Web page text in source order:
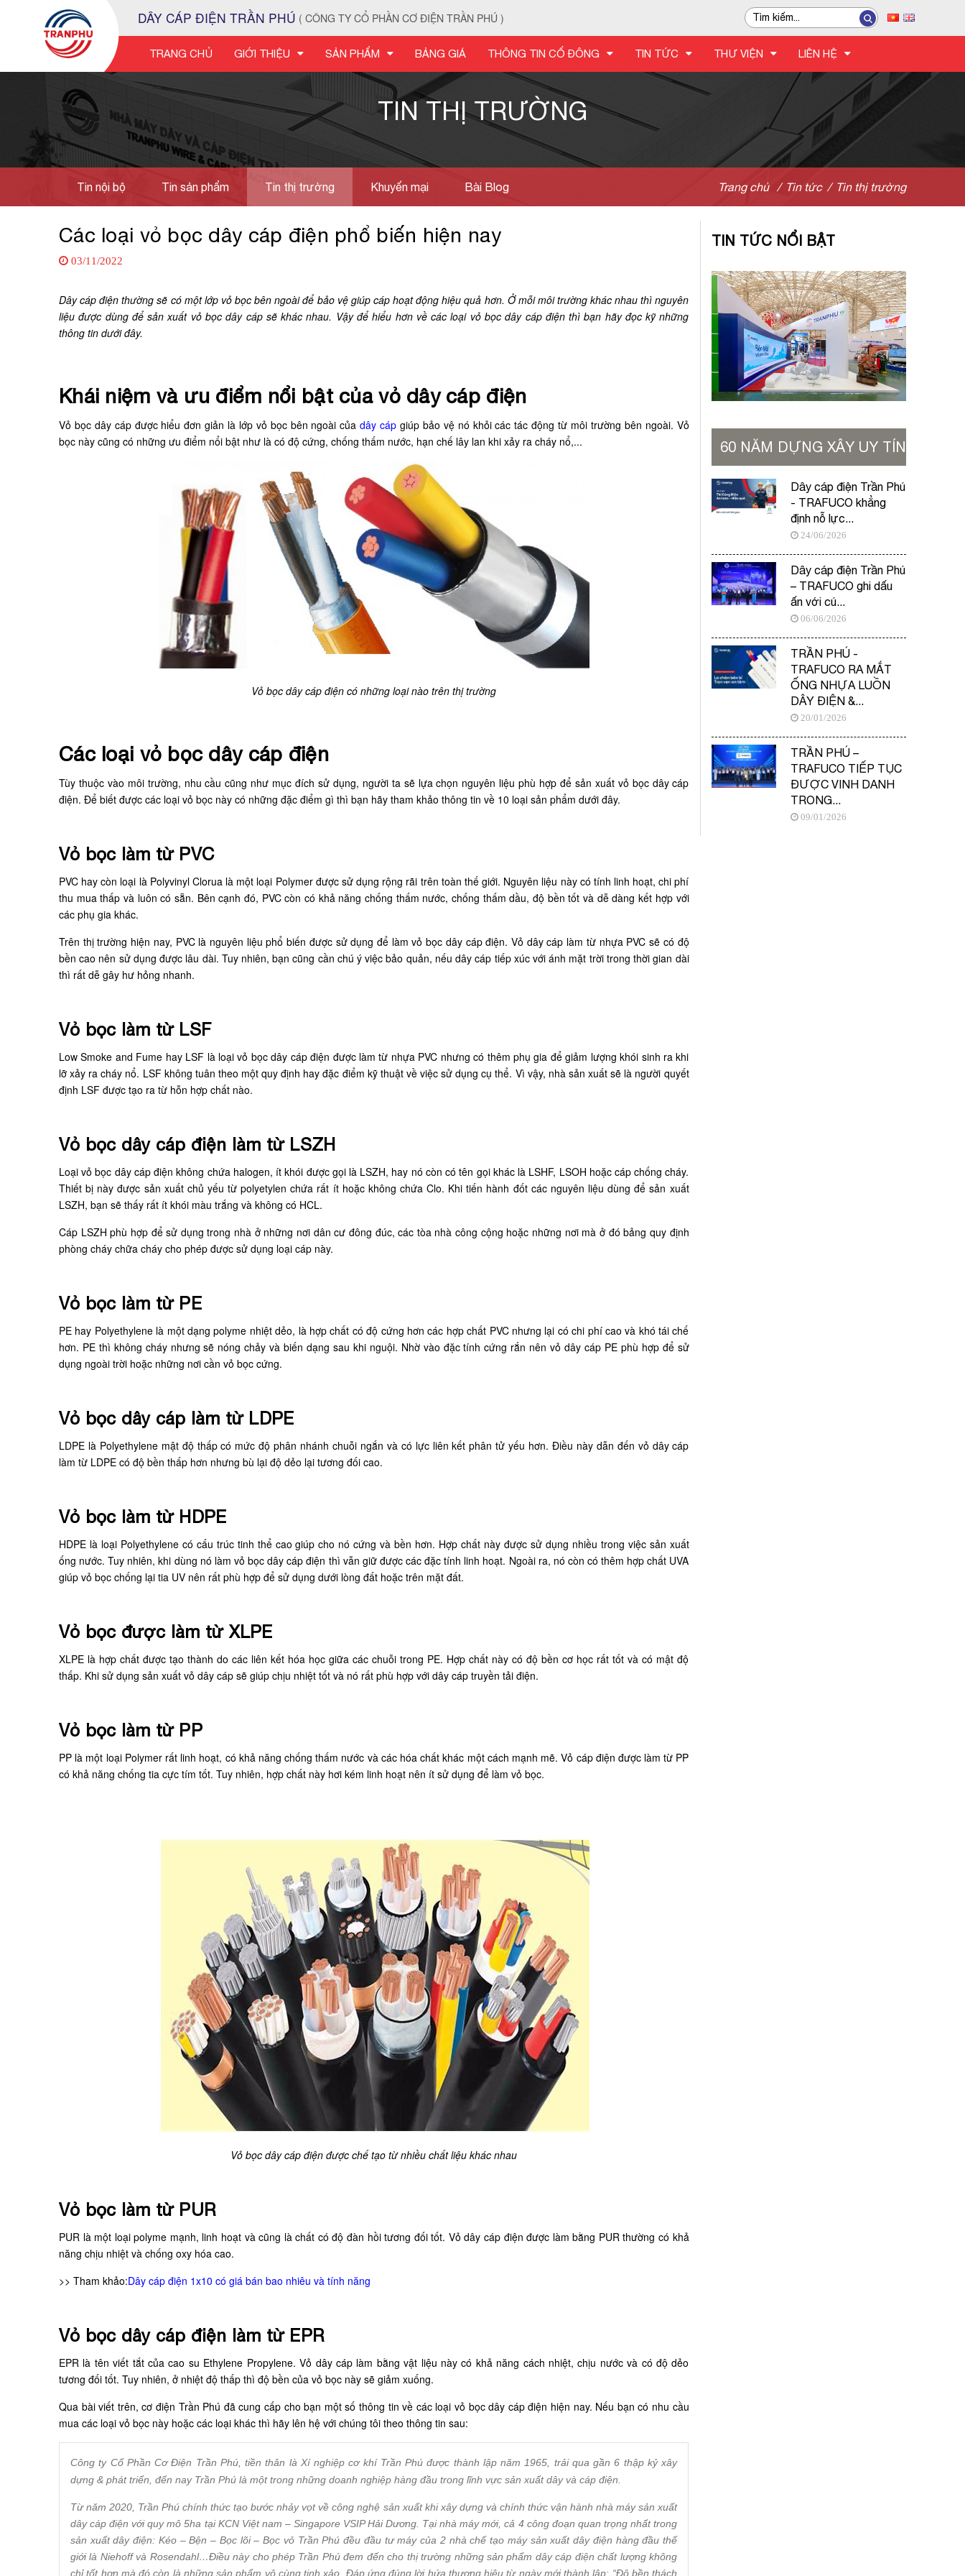
DÂY CÁP ĐIỆN TRẦN PHÚ ( CÔNG TY CỔ PHẦN CƠ ĐIỆN TRẦN PHÚ )
TRANG CHỦ GIỚI THIỆU SẢN PHẨM BẢNG GIÁ THÔNG TIN CỔ ĐÔNG TIN TỨC THƯ VIỆN LIÊN HỆ
TIN THỊ TRƯỜNG
Tin nội bộ Tin sản phẩm Tin thị trường Khuyến mại Bài Blog
Tuyển dụng
Trang chủ / Tin tức / Tin thị trường
Các loại vỏ bọc dây cáp điện phổ biến hiện nay
03/11/2022
Dây cáp điện thường sẽ có một lớp vỏ bọc bên ngoài để bảo vệ giúp cáp hoạt động hiệu quả hơn. Ở mỗi môi trường khác nhau thì nguyên
liệu được dùng để sản xuất vỏ bọc dây cáp sẽ khác nhau. Vậy để hiểu hơn về các loại vỏ bọc dây cáp điện thì bạn hãy đọc kỹ những
thông tin dưới đây.
Khái niệm và ưu điểm nổi bật của vỏ dây cáp điện
Vỏ bọc dây cáp được hiểu đơn giản là lớp vỏ bọc bên ngoài củadây cáp giúp bảo vệ nó khỏi các tác động từ môi trường bên ngoài. Vỏ
bọc này cũng có những ưu điểm nổi bật như là có độ cứng, chống thấm nước, hạn chế lây lan khi xảy ra cháy nổ,...
Vỏ bọc dây cáp điện có những loại nào trên thị trường
Các loại vỏ bọc dây cáp điện
Tùy thuộc vào môi trường, nhu cầu cũng như mục đích sử dụng, người ta sẽ lựa chọn nguyên liệu phù hợp để sản xuất vỏ bọc dây cáp
điện. Để biết được các loại vỏ bọc này có những đặc điểm gì thì bạn hãy tham khảo thông tin về 10 loại sản phẩm dưới đây.
Vỏ bọc làm từ PVC
PVC hay còn loại là Polyvinyl Clorua là một loại Polymer được sử dụng rộng rãi trên toàn thế giới. Nguyên liệu này có tính linh hoạt, chi phí
thu mua thấp và luôn có sẵn. Bên cạnh đó, PVC còn có khả năng chống thấm nước, chống thấm dầu, độ bền tốt và dễ dàng kết hợp với
các phụ gia khác.
Trên thị trường hiện nay, PVC là nguyên liệu phổ biến được sử dụng để làm vỏ bọc dây cáp điện. Vỏ dây cáp làm từ nhựa PVC sẽ có độ
bền cao nên sử dụng được lâu dài. Tuy nhiên, bạn cũng cần chú ý việc bảo quản, nếu dây cáp tiếp xúc với ánh mặt trời trong thời gian dài
thì rất dễ gây hư hỏng nhanh.
Vỏ bọc làm từ LSF
Low Smoke and Fume hay LSF là loại vỏ bọc dây cáp điện được làm từ nhựa PVC nhưng có thêm phụ gia để giảm lượng khói sinh ra khi
lỡ xảy ra cháy nổ. LSF không tuân theo một quy định hay đặc điểm kỹ thuật về việc sử dụng cụ thể. Vì vậy, nhà sản xuất sẽ là người quyết
định LSF được tạo ra từ hỗn hợp chất nào.
Vỏ bọc dây cáp điện làm từ LSZH
Loại vỏ bọc dây cáp điện không chứa halogen, ít khói được gọi là LSZH, hay nó còn có tên gọi khác là LSHF, LSOH hoặc cáp chống cháy.
Thiết bị này được sản xuất chủ yếu từ polyetylen chứa rất ít hoặc không chứa Clo. Khi tiến hành đốt các nguyên liệu dùng để sản xuất
LSZH, bạn sẽ thấy rất ít khói màu trắng và không có HCL.
Cáp LSZH phù hợp để sử dụng trong nhà ở những nơi dân cư đông đúc, các tòa nhà công cộng hoặc những nơi mà ở đó bảng quy định
phòng cháy chữa cháy cho phép được sử dụng loại cáp này.
Vỏ bọc làm từ PE
PE hay Polyethylene là một dạng polyme nhiệt dẻo, là hợp chất có độ cứng hơn các hợp chất PVC nhưng lại có chi phí cao và khó tái chế
hơn. PE thì không cháy nhưng sẽ nóng chảy và biến dạng sau khi nguội. Nhờ vào đặc tính cứng rắn nên vỏ dây cáp PE phù hợp để sử
dụng ngoài trời hoặc những nơi cần vỏ bọc cứng.
Vỏ bọc dây cáp làm từ LDPE
LDPE là Polyethylene mật độ thấp có mức độ phân nhánh chuỗi ngắn và có lực liên kết phân tử yếu hơn. Điều này dẫn đến vỏ dây cáp
làm từ LDPE có độ bền thấp hơn nhưng bù lại độ dẻo lại tương đối cao.
Vỏ bọc làm từ HDPE
HDPE là loại Polyethylene có cấu trúc tinh thể cao giúp cho nó cứng và bền hơn. Hợp chất này được sử dụng nhiều trong việc sản xuất
ống nước. Tuy nhiên, khi dùng nó làm vỏ bọc dây cáp điện thì vẫn giữ được các đặc tính linh hoạt. Ngoài ra, nó còn có thêm hợp chất UVA
giúp vỏ bọc chống lại tia UV nên rất phù hợp để sử dụng dưới lòng đất hoặc trên mặt đất.
Vỏ bọc được làm từ XLPE
XLPE là hợp chất được tạo thành do các liên kết hóa học giữa các chuỗi trong PE. Hợp chất này có độ bền cơ học rất tốt và có mật độ
thấp. Khi sử dụng sản xuất vỏ dây cáp sẽ giúp chịu nhiệt tốt và nó rất phù hợp với dây cáp truyền tải điện.
Vỏ bọc làm từ PP
PP là một loại Polymer rất linh hoạt, có khả năng chống thấm nước và các hóa chất khác một cách mạnh mẽ. Vỏ cáp điện được làm từ PP
có khả năng chống tia cực tím tốt. Tuy nhiên, hợp chất này hơi kém linh hoạt nên ít sử dụng để làm vỏ bọc.
Vỏ bọc dây cáp điện được chế tạo từ nhiều chất liệu khác nhau
Vỏ bọc làm từ PUR
PUR là một loại polyme mạnh, linh hoạt và cũng là chất có độ đàn hồi tương đối tốt. Vỏ dây cáp điện được làm bằng PUR thường có khả
năng chịu nhiệt và chống oxy hóa cao.
>> Tham khảo:Dây cáp điện 1x10 có giá bán bao nhiêu và tính năng
Vỏ bọc dây cáp điện làm từ EPR
EPR là tên viết tắt của cao su Ethylene Propylene. Vỏ dây cáp làm bằng vật liệu này có khả năng cách nhiệt, chịu nước và có độ dẻo
tương đối tốt. Tuy nhiên, ở nhiệt độ thấp thì độ bền của vỏ bọc này sẽ giảm xuống.
Qua bài viết trên, cơ điện Trần Phú đã cung cấp cho bạn một số thông tin về các loại vỏ bọc dây cáp điện hiện nay. Nếu bạn có nhu cầu
mua các loại vỏ bọc này hoặc các loại khác thì hãy lên hệ với chúng tôi theo thông tin sau:
Công ty Cổ Phần Cơ Điện Trần Phú, tiền thân là Xí nghiệp cơ khí Trần Phú được thành lập năm 1965, trải qua gần 6 thập kỷ xây
dựng & phát triển, đến nay Trần Phú là một trong những doanh nghiệp hàng đầu trong lĩnh vực sản xuất dây và cáp điện.
Từ năm 2020, Trần Phú chính thức tạo bước nhảy vọt về công nghệ sản xuất khi xây dựng và chính thức vận hành nhà máy sản xuất
dây cáp điện với quy mô 5ha tại KCN Việt nam – Singapore VSIP Hải Dương. Tại nhà máy mới, cả 4 công đoạn quan trọng nhất trong
sản xuất dây điện: Kéo – Bện – Bọc lõi – Bọc vỏ Trần Phú đều đầu tư máy của 2 nhà chế tạo máy sản xuất dây điện hàng đầu thế
giới là Niehoff và Rosendahl…Điều này cho phép Trần Phú đem đến cho thị trường những sản phẩm dây cáp điện chất lượng không
chỉ tốt hơn mà đó còn là những sản phẩm vô cùng tinh xảo. Đáp ứng đúng lời hứa thương hiệu từ ngày mới thành lập: “Độ bền thách
TIN TỨC NỔI BẬT
60 NĂM DỰNG XÂY UY TÍN
VỮNG BỀNDây cáp điện Trần Phú
- TRAFUCO khẳng
định nỗ lực...
24/06/2026
Dây cáp điện Trần Phú
– TRAFUCO ghi dấu
ấn với cú...
06/06/2026
TRẦN PHÚ -
TRAFUCO RA MẮT
ỐNG NHỰA LUỒN
DÂY ĐIỆN &...
20/01/2026
TRẦN PHÚ –
TRAFUCO TIẾP TỤC
ĐƯỢC VINH DANH
TRONG...
09/01/2026